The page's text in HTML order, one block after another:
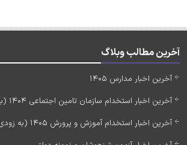
آخرین مطالب وبلاگ
آخرین اخبار مدارس 1405
آخرین اخبار استخدام سازمان تامین اجتماعی 1404 (به زودی)
آخرین اخبار استخدام آموزش و پرورش 1405 (به زودی)